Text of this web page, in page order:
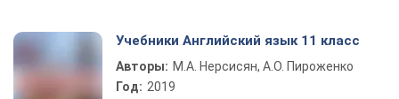
Учебники Английский язык 11 класс
Авторы: М.А. Нерсисян, А.О. Пироженко
Год: 2019